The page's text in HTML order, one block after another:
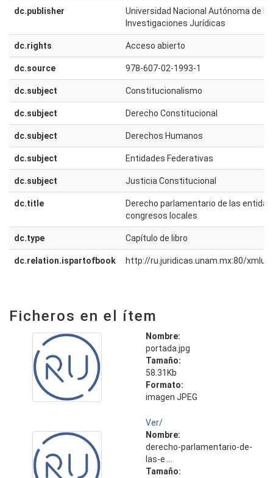
dc.publisher
Universidad Nacional Autónoma de
Investigaciones Jurídicas
dc.rights Acceso abierto
dc.source 978-607-02-1993-1
dc.subject Constitucionalismo
dc.subject Derecho Constitucional
dc.subject Derechos Humanos
dc.subject Entidades Federativas
dc.subject Justicia Constitucional
dc.title
Derecho parlamentario de las
congresos locales
dc.type Capítulo de libro
dc.relation.ispartofbook http://ru.juridicas.unam.mx:80/
Ficheros en el ítem
Nombre:
portada.jpg
Tamaño:
58.31Kb
Formato:
imagen JPEG
Ver/
Nombre:
derecho-parlamentario-de-
las-e ...
Tamaño: